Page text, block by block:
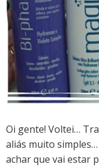
Oi gente! Voltei…
aliás muito
achar que vai estar